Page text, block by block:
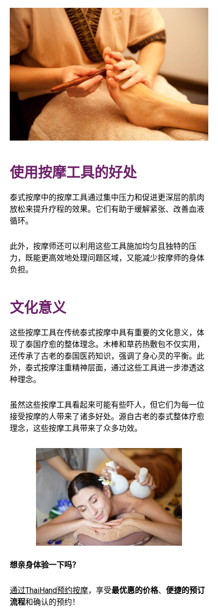
使用按摩工具的好处
泰式按摩中的按摩工具通过集中压力和促进更深层的肌肉
放松来提升疗程的效果。它们有助于缓解紧张、改善血液
循环。
此外，按摩师还可以利用这些工具施加均匀且独特的压
力，既能更高效地处理问题区域，又能减少按摩师的身体
负担。
文化意义
这些按摩工具在传统泰式按摩中具有重要的文化意义，体
现了泰国疗愈的整体理念。木棒和草药热敷包不仅实用，
还传承了古老的泰国医药知识，强调了身心灵的平衡。此
外，泰式按摩注重精神层面，通过这些工具进一步渗透这
种理念。
虽然这些按摩工具看起来可能有些吓人，但它们为每一位
接受按摩的人带来了诸多好处。源自古老的泰式整体疗愈
理念，这些按摩工具带来了众多功效。
想亲身体验一下吗？
通过ThaiHand预约按摩，享受最优惠的价格、 便捷的预订
流程和确认的预约！